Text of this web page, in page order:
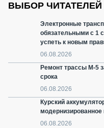
ВЫБОР ЧИТАТЕЛЕЙ
Электронные
обязательными с 1
успеть к новым
06.08.2026
Ремонт трассы М-5
срока
06.08.2026
Курский
модернизированное
06.08.2026